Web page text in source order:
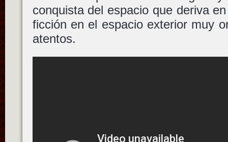
conquista del espacio que deriva
ficción en el espacio exterior muy
atentos.